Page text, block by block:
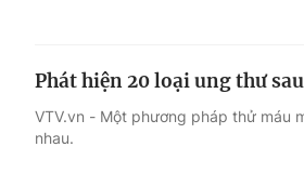
Phát hiện 20 loại ung thư
VTV.vn - Một phương pháp thử máu
nhau.